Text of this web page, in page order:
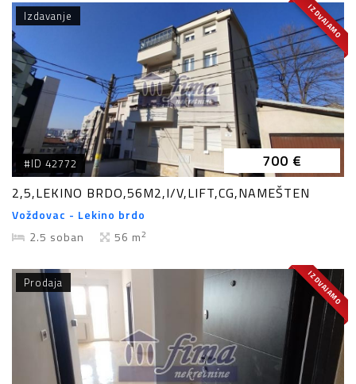
IZDVAJAMO
#ID 42772
Izdavanje
700 €
2,5,LEKINO BRDO,56M2,I/V,LIFT,CG,NAMEŠTEN
Voždovac - Lekino brdo
2.5 soban
56 m2
IZDVAJAMO
Prodaja